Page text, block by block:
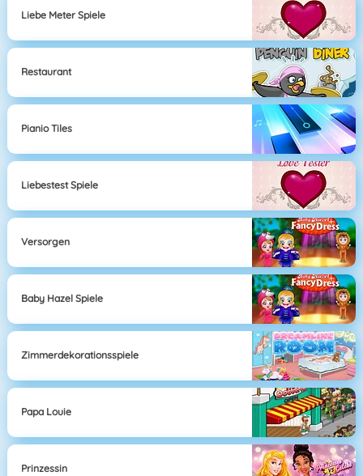
Liebe Meter Spiele
Restaurant
Pianio Tiles
Liebestest Spiele
Versorgen
Baby Hazel Spiele
Zimmerdekorationsspiele
Papa Louie
Prinzessin